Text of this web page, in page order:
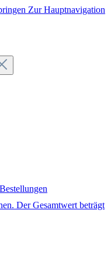
Zur Hauptnavigation
Bestellungen
Der Gesamtwert beträgt